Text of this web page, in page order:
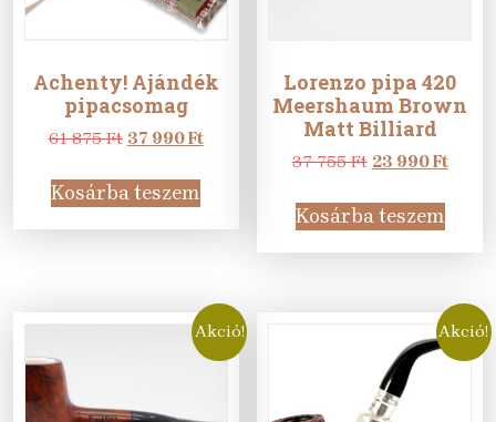
Achenty! Ajándék
pipacsomag
61 875Ft Original
was:
61
875 Ft.
37 990FtCurrent
990 Ft.
Kosárba teszem
Lorenzo pipa 420
Meershaum Brown
Matt Billiard
37 755Ft Original
was:
37
755 Ft.
23 990Ft
990
Kosárba teszem
Akció! Akció!